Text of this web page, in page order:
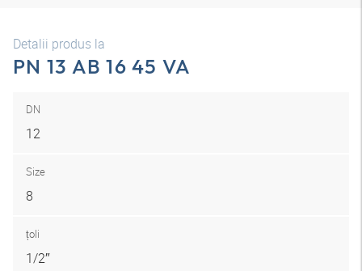
Detalii produs la
PN 13 AB 16 45 VA
DN
12
Size
8
țoli
1/2″